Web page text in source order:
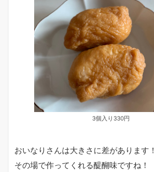
3個入り330円
おいなりさんは大きさに差があります！
その場で作ってくれる醍醐味ですね！